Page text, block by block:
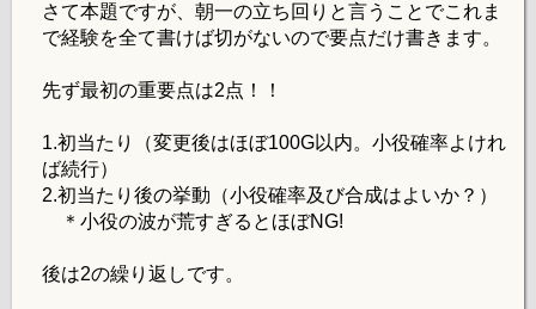
さて本題ですが、朝一の立ち回りと言うことでこれま
で経験を全て書けば切がないので要点だけ書きます。
先ず最初の重要点は2点！！
1.初当たり（変更後はほぼ100G以内。小役確率よけれ
ば続行）
2.初当たり後の挙動（小役確率及び合成はよいか？）
＊小役の波が荒すぎるとほぼNG!
後は2の繰り返しです。